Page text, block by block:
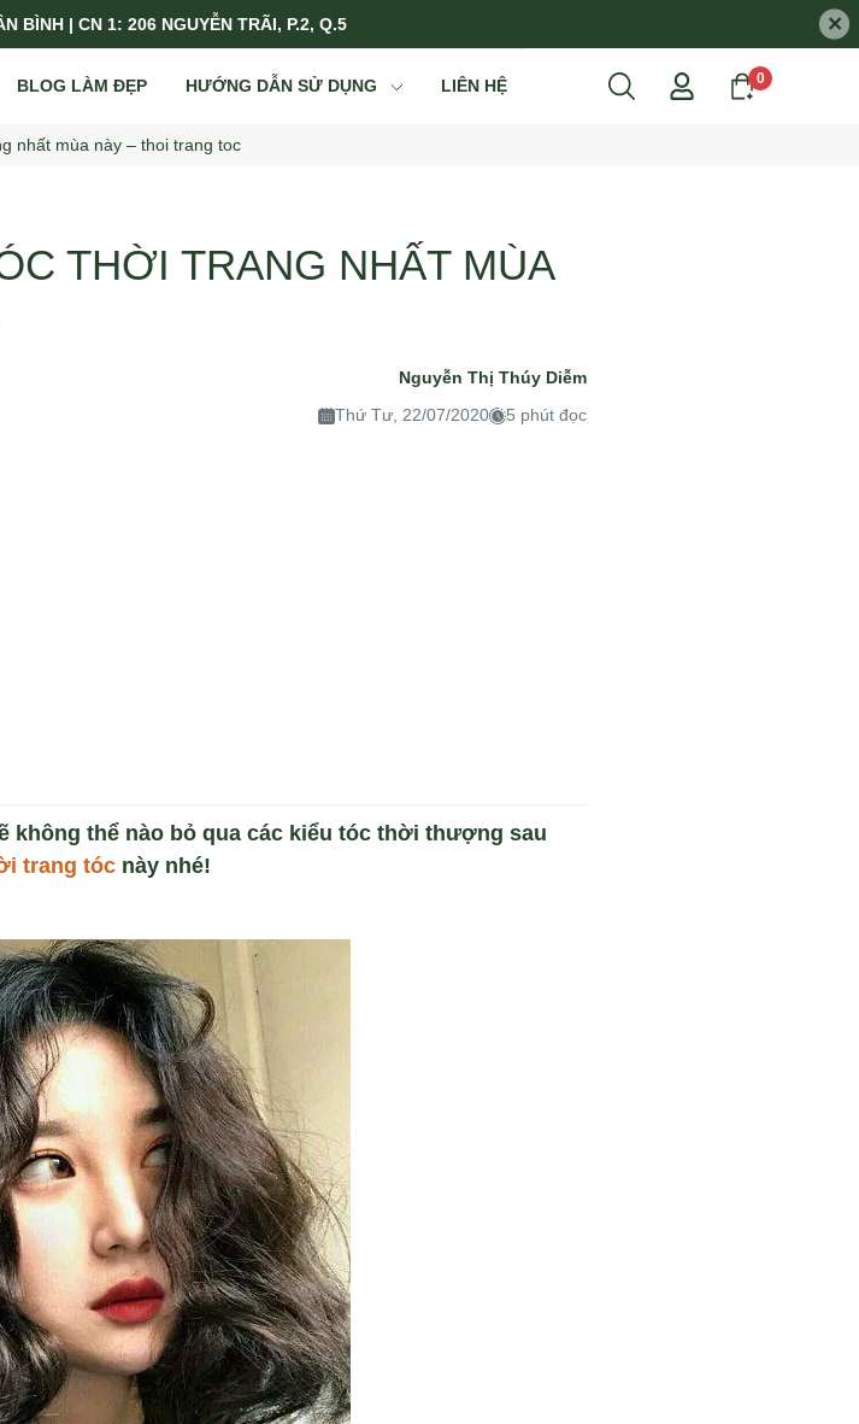
BÌNH | CN 1: 206 NGUYỄN TRÃI, P.2, Q.5 ×
BLOG LÀM ĐẸP HƯỚNG DẪN SỬ DỤNG LIÊN HỆ 0
nhất mùa này – thoi trang toc
THỜI TRANG NHẤT MÙA
Nguyễn Thị Thúy Diễm
Thứ Tư, 22/07/2020
5 phút đọc
thể nào bỏ qua các kiểu tóc thời thượng sau
trang tóc này nhé!